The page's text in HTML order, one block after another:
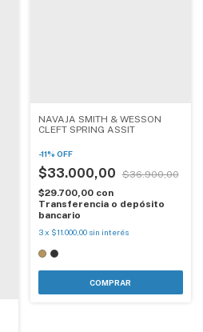
NAVAJA SMITH & WESSON
CLEFT SPRING ASSIT
-11% OFF
$33.000,00
$36.900,00
$29.700,00 con
Transferencia o depósito
bancario
3 x $11.000,00 sin interés
COMPRAR